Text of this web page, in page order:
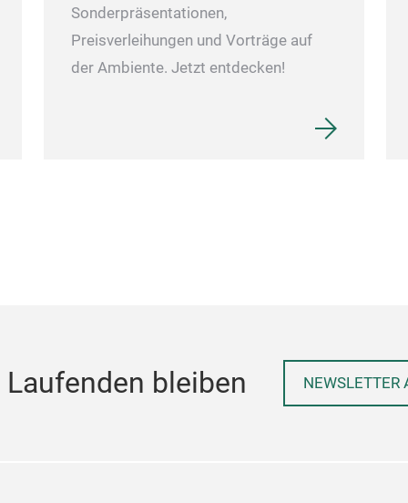
Sonderpräsentationen,
Preisverleihungen und Vorträge auf
der Ambiente. Jetzt entdecken!
bleiben NEWSLETTER